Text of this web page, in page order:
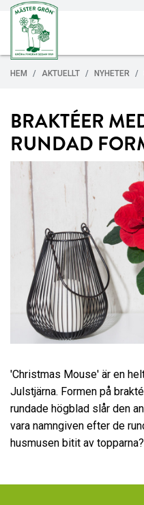
HEM AKTUELLT NYHETER
BRAKTÉER
RUNDAD
'Christmas Mouse' är en
Julstjärna. Formen på
rundade högblad slår den
vara namngiven efter de
husmusen bitit av topparna?